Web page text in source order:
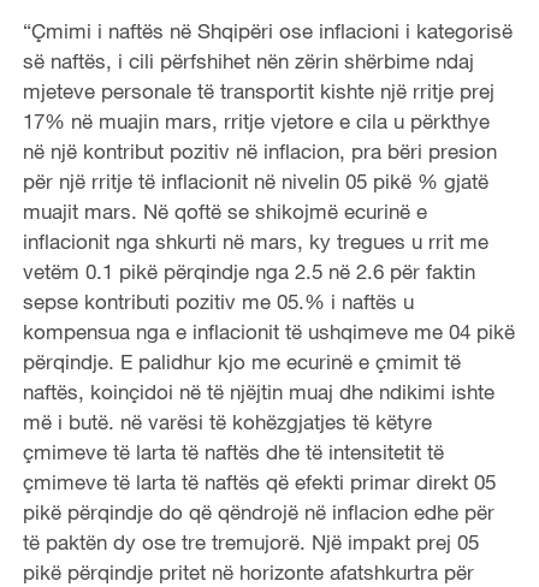
“Çmimi i naftës në Shqipëri ose inflacioni i kategorisë
së naftës, i cili përfshihet nën zërin shërbime ndaj
mjeteve personale të transportit kishte një rritje prej
17% në muajin mars, rritje vjetore e cila u përkthye
në një kontribut pozitiv në inflacion, pra bëri presion
për një rritje të inflacionit në nivelin 05 pikë % gjatë
muajit mars. Në qoftë se shikojmë ecurinë e
inflacionit nga shkurti në mars, ky tregues u rrit me
vetëm 0.1 pikë përqindje nga 2.5 në 2.6 për faktin
sepse kontributi pozitiv me 05.% i naftës u
kompensua nga e inflacionit të ushqimeve me 04 pikë
përqindje. E palidhur kjo me ecurinë e çmimit të
naftës, koinçidoi në të njëjtin muaj dhe ndikimi ishte
më i butë. në varësi të kohëzgjatjes të këtyre
çmimeve të larta të naftës dhe të intensitetit të
çmimeve të larta të naftës që efekti primar direkt 05
pikë përqindje do që qëndrojë në inflacion edhe për
të paktën dy ose tre tremujorë. Një impakt prej 05
pikë përqindje pritet në horizonte afatshkurtra për